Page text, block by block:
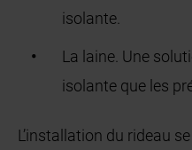
isolante.
La laine. Une
isolante que les
L’installation du rideau